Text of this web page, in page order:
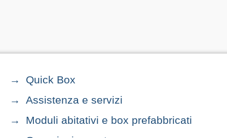
Quick Box
Assistenza e servizi
Moduli abitativi e box prefabbricati